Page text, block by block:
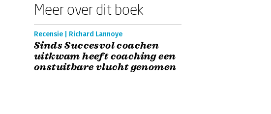
Meer over dit boek
Recensie | Richard Lannoye
Sinds Succesvol coachen
uitkwam heeft coaching een
onstuitbare vlucht genomen